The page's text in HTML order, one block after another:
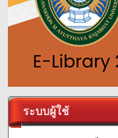
ระบบผู้ใช้